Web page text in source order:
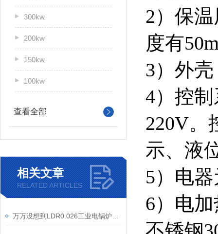
300kw
200kw
150kw
100kw
查看全部
相关文章
RELATED ARTICLES
2）保
度有
3）外
4）控
220V。
示、液
5）电
6）电